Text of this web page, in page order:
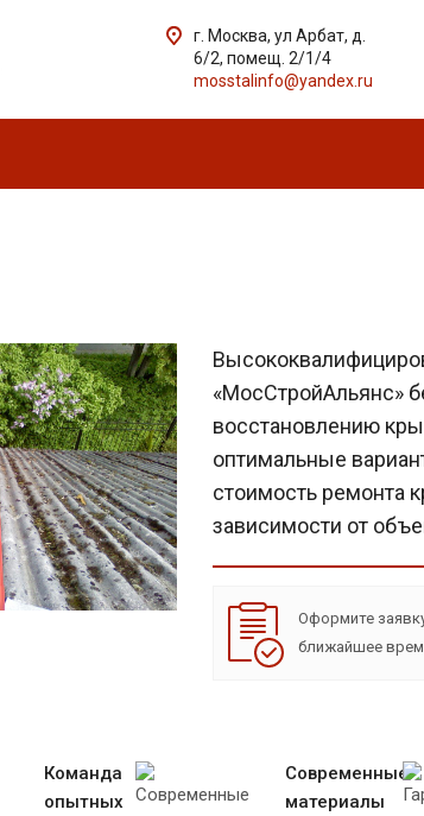
г. Москва, ул Арбат, д.
6/2, помещ. 2/1/4
mosstalinfo@yandex.ru
«МосСтройАльянс»
восстановлению
оптимальные
стоимость ремонта
зависимости от
Оформите
ближайшее
Команда
опытных
Современные
материалы